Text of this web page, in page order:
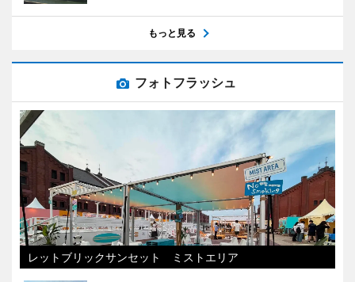
もっと見る
フォトフラッシュ
レットブリックサンセット ミストエリア